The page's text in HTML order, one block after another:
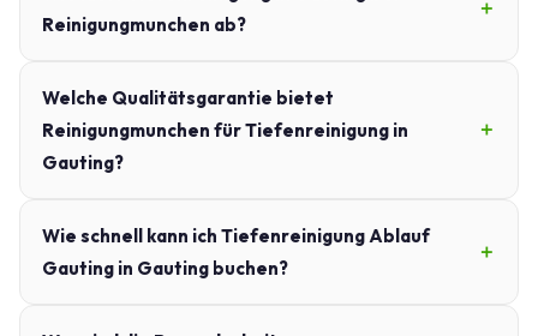
Reinigungmunchen ab?
Welche Qualitätsgarantie bietet
Reinigungmunchen für Tiefenreinigung in
Gauting?
Wie schnell kann ich Tiefenreinigung Ablauf
Gauting in Gauting buchen?